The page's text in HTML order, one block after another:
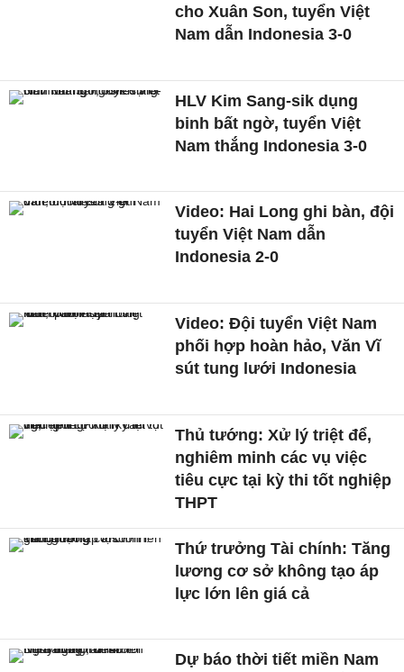
cho Xuân Son, tuyển Việt
Nam dẫn Indonesia 3-0
HLV Kim Sang-sik dụng
binh bất ngờ, tuyển Việt
Nam thắng Indonesia 3-0
Video: Hai Long ghi bàn, đội
tuyển Việt Nam dẫn
Indonesia 2-0
Video: Đội tuyển Việt Nam
phối hợp hoàn hảo, Văn Vĩ
sút tung lưới Indonesia
Thủ tướng: Xử lý triệt để,
nghiêm minh các vụ việc
tiêu cực tại kỳ thi tốt nghiệp
THPT
Thứ trưởng Tài chính: Tăng
lương cơ sở không tạo áp
lực lớn lên giá cả
Dự báo thời tiết miền Nam